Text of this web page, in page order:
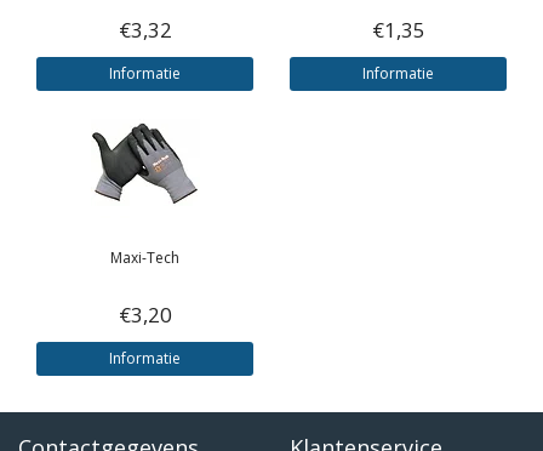
€3,32
Informatie
€1,35
Informatie
Maxi-Tech
€3,20
Informatie